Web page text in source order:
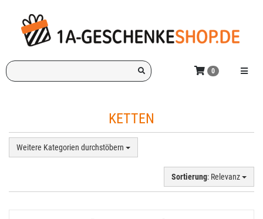
Hauptinhalt
springen
Ich
suche
Menü
0
KETTEN
Weitere Kategorien durchstöbern
Sortierung: Relevanz